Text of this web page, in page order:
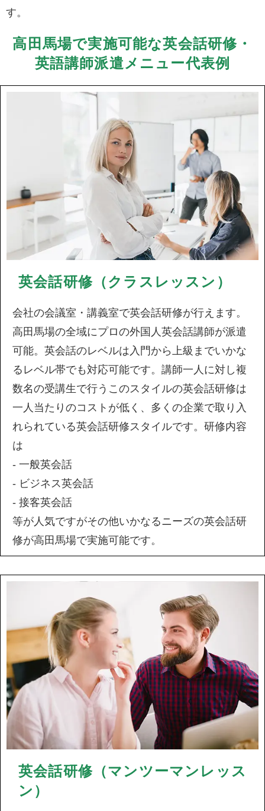
す。
高田馬場で実施可能な英会話研修・
英語講師派遣メニュー代表例
英会話研修（クラスレッスン）
会社の会議室・講義室で英会話研修が行えます。
高田馬場の全域にプロの外国人英会話講師が派遣
可能。英会話のレベルは入門から上級までいかな
るレベル帯でも対応可能です。講師一人に対し複
数名の受講生で行うこのスタイルの英会話研修は
一人当たりのコストが低く、多くの企業で取り入
れられている英会話研修スタイルです。研修内容
は
- 一般英会話
- ビジネス英会話
- 接客英会話
等が人気ですがその他いかなるニーズの英会話研
修が高田馬場で実施可能です。
英会話研修（マンツーマンレッス
ン）